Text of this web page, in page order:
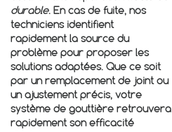
durable. En cas de fuite, nos
techniciens identifient
rapidement la source du
problème pour proposer les
solutions adaptées. Que ce soit
par un remplacement de joint ou
un ajustement précis, votre
système de gouttière retrouvera
rapidement son efficacité